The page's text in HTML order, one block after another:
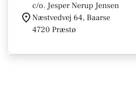
c/o. Jesper Nerup Jensen
Næstvedvej 64, Baarse
4720 Præstø